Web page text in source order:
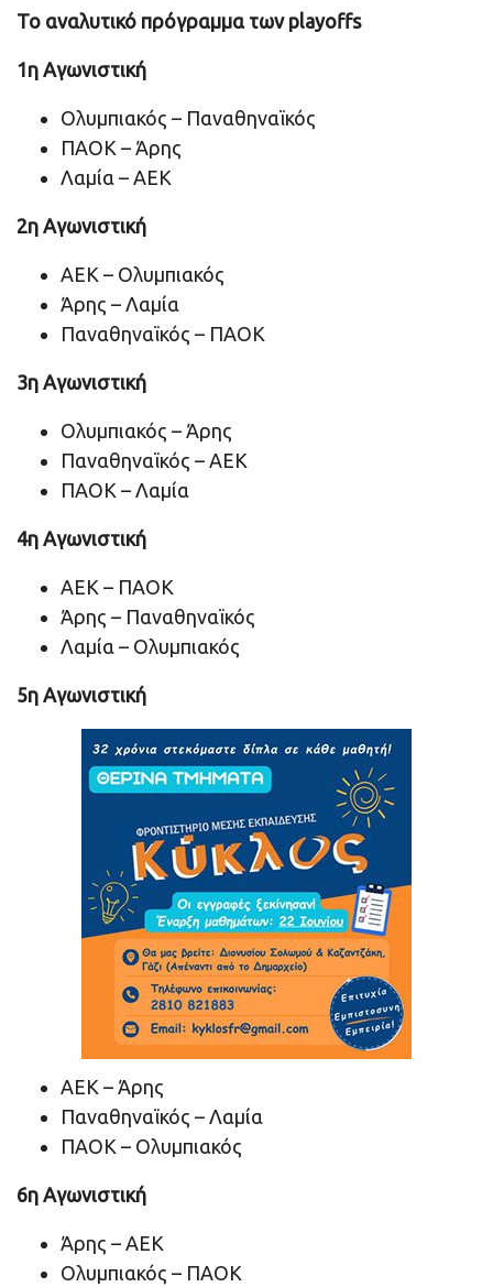
Το αναλυτικό πρόγραμμα των playoffs
1η Αγωνιστική
Ολυμπιακός – Παναθηναϊκός
ΠΑΟΚ – Άρης
Λαμία – ΑΕΚ
2η Αγωνιστική
ΑΕΚ – Ολυμπιακός
Άρης – Λαμία
Παναθηναϊκός – ΠΑΟΚ
3η Αγωνιστική
Ολυμπιακός – Άρης
Παναθηναϊκός – ΑΕΚ
ΠΑΟΚ – Λαμία
4η Αγωνιστική
ΑΕΚ – ΠΑΟΚ
Άρης – Παναθηναϊκός
Λαμία – Ολυμπιακός
5η Αγωνιστική
ΑΕΚ – Άρης
Παναθηναϊκός – Λαμία
ΠΑΟΚ – Ολυμπιακός
6η Αγωνιστική
Άρης – ΑΕΚ
Ολυμπιακός – ΠΑΟΚ